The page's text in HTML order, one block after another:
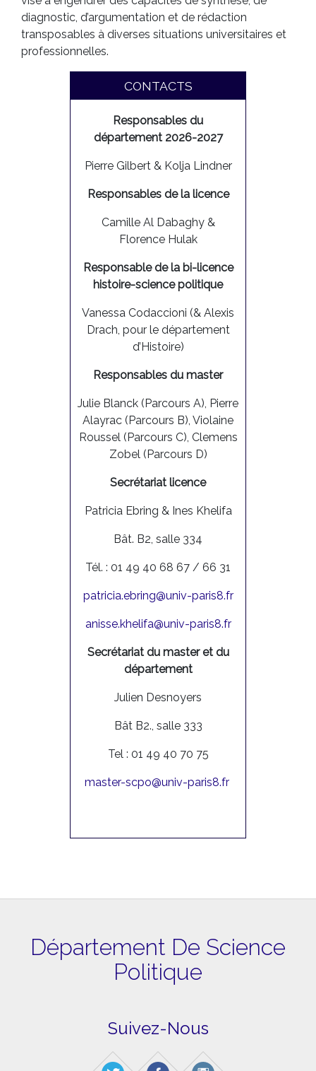
diagnostic, d’argumentation et de rédaction
transposables à diverses situations universitaires et
professionnelles.
CONTACTS
Responsables du
département 2026-2027
Pierre Gilbert & Kolja Lindner
Responsables de la licence
Camille Al Dabaghy &
Florence Hulak
Responsable de la bi-licence
histoire-science politique
Vanessa Codaccioni (& Alexis
Drach, pour le département
d’Histoire)
Responsables du master
Julie Blanck (Parcours A), Pierre
Alayrac (Parcours B), Violaine
Roussel (Parcours C), Clemens
Zobel (Parcours D)
Secrétariat licence
Patricia Ebring & Ines Khelifa
Bât. B2, salle 334
Tél. : 01 49 40 68 67 / 66 31
patricia.ebring@univ-paris8.fr
anisse.khelifa@univ-paris8.fr
Secrétariat du master et du
département
Julien Desnoyers
Bât B2., salle 333
Tel : 01 49 40 70 75
master-scpo@univ-paris8.fr
Département De Science
Politique
Suivez-Nous